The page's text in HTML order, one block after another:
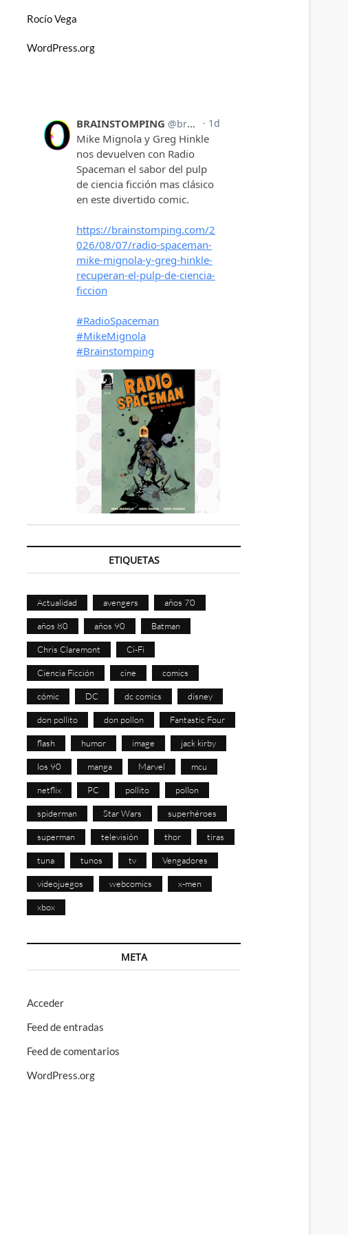
Rocío Vega
WordPress.org
ETIQUETAS
Actualidad avengers años 70
años 80 años 90 Batman
Chris Claremont Ci-Fi
Ciencia Ficción cine comics
cómic DC dc comics disney
don pollito don pollon Fantastic Four
flash humor image jack kirby
los 90 manga Marvel mcu
netflix PC pollito pollon
spiderman Star Wars superhéroes
superman televisión thor tiras
tuna tunos tv Vengadores
videojuegos webcomics x-men
xbox
META
Acceder
Feed de entradas
Feed de comentarios
WordPress.org